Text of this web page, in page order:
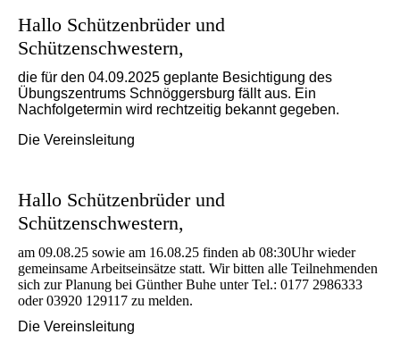
Hallo Schützenbrüder und
Schützenschwestern,
die für den 04.09.2025 geplante Besichtigung des
Übungszentrums Schnöggersburg fällt aus. Ein
Nachfolgetermin wird rechtzeitig bekannt gegeben.
Die Vereinsleitung
Hallo Schützenbrüder und
Schützenschwestern,
am 09.08.25 sowie am 16.08.25 finden ab 08:30Uhr wieder
gemeinsame Arbeitseinsätze statt. Wir bitten alle Teilnehmenden
sich zur Planung bei Günther Buhe unter Tel.: 0177 2986333
oder 03920 129117 zu melden.
Die Vereinsleitung